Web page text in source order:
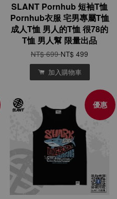
SLANT Pornhub 短袖T恤
Pornhub衣服 宅男專屬T恤
成人T恤 男人的T恤 很78的
T恤 男人幫 限量出品
NT$ 699NT$ 499
加入購物車
優惠